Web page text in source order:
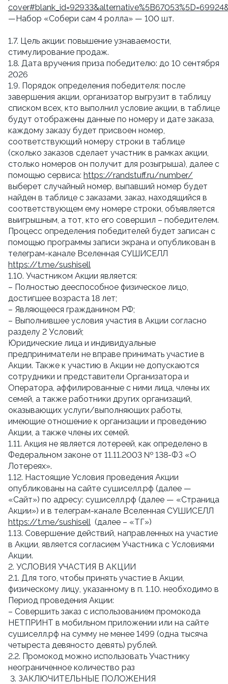
—Набор «Собери сам 4 ролла» — 100 шт.
1.7. Цель акции: повышение узнаваемости,
стимулирование продаж.
1.8. Дата вручения приза победителю: до 10 сентября
2026
1.9. Порядок определения победителя: после
завершения акции, организатор выгрузит в таблицу
списком всех, кто выполнил условие акции, в таблице
будут отображены данные по номеру и дате заказа,
каждому заказу будет присвоен номер,
соответствующий номеру строки в таблице
(сколько заказов сделает участник в рамках акции,
столько номеров он получит для розыгрыша), далее с
помощью сервиса: https://randstuff.ru/number/
выберет случайный номер, выпавший номер будет
найден в таблице с заказами, заказ, находящийся в
соответствующем ему номере строки, объявляется
выигрышным, а тот, кто его совершил – победителем.
Процесс определения победителей будет записан с
помощью программы записи экрана и опубликован в
телеграм-канале Вселенная СУШИСЕЛЛ
https://t.me/sushisell
1.10. Участником Акции является:
– Полностью дееспособное физическое лицо,
достигшее возраста 18 лет;
– Являющееся гражданином РФ;
– Выполнившее условия участия в Акции согласно
разделу 2 Условий;
Юридические лица и индивидуальные
предприниматели не вправе принимать участие в
Акции. Также к участию в Акции не допускаются
сотрудники и представители Организатора и
Оператора, аффилированные с ними лица, члены их
семей, а также работники других организаций,
оказывающих услуги/выполняющих работы,
имеющие отношение к организации и проведению
Акции, а также члены их семей.
1.11. Акция не является лотереей, как определено в
Федеральном законе от 11.11.2003 № 138-ФЗ «О
Лотереях».
1.12. Настоящие Условия проведения Акции
опубликованы на сайте сушиселл.рф (далее —
«Сайт») по адресу: сушиселл.рф (далее — «Страница
Акции») и в телеграм-канале Вселенная СУШИСЕЛЛ
https://t.me/sushisell (далее – «ТГ»)
1.13. Совершение действий, направленных на участие
в Акции, является согласием Участника с Условиями
Акции.
2. УСЛОВИЯ УЧАСТИЯ В АКЦИИ
2.1. Для того, чтобы принять участие в Акции,
физическому лицу, указанному в п. 1.10. необходимо в
Период проведения Акции:
– Совершить заказ с использованием промокода
НЕТПРИНТ в мобильном приложении или на сайте
сушиселл.рф на сумму не менее 1499 (одна тысяча
четыреста девяносто девять) рублей.
2.2. Промокод можно использовать Участнику
неограниченное количество раз
3. ЗАКЛЮЧИТЕЛЬНЫЕ ПОЛОЖЕНИЯ